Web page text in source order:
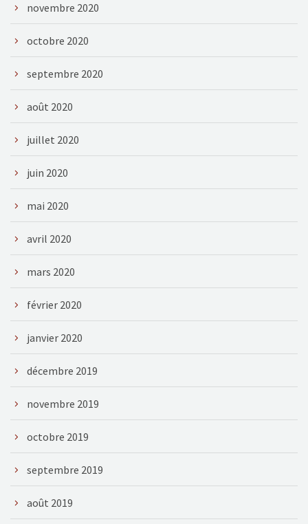
novembre 2020
octobre 2020
septembre 2020
août 2020
juillet 2020
juin 2020
mai 2020
avril 2020
mars 2020
février 2020
janvier 2020
décembre 2019
novembre 2019
octobre 2019
septembre 2019
août 2019